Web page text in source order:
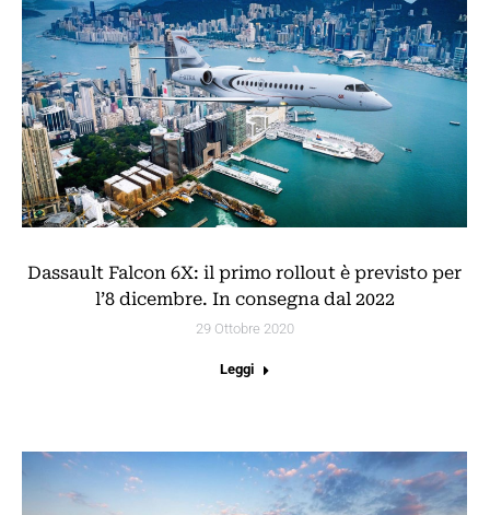
Dassault Falcon 6X: il primo rollout è previsto per
l’8 dicembre. In consegna dal 2022
29 Ottobre 2020
Leggi